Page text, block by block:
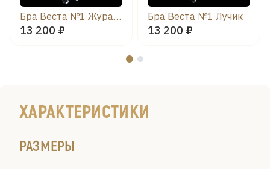
Бра Веста №1 Журавлик
13 200 ₽
Бра Веста №1 Лучик
13 200 ₽
ХАРАКТЕРИСТИКИ
РАЗМЕРЫ